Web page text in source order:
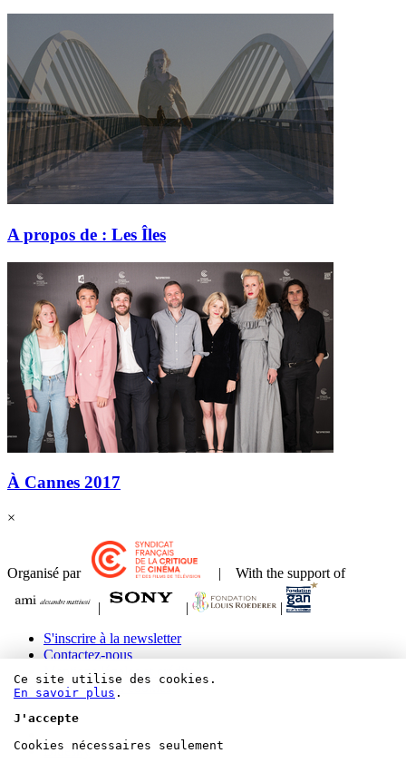
A propos de : Les Îles
À Cannes 2017
×
Organisé par | With the support of
| |
|
S'inscrire à la newsletter
Contactez-nous
Mentions légales et crédits
Paramétrer les cookies
Bluesky
Ce site utilise des cookies.
En savoir plus .
J'accepte
Cookies nécessaires seulement